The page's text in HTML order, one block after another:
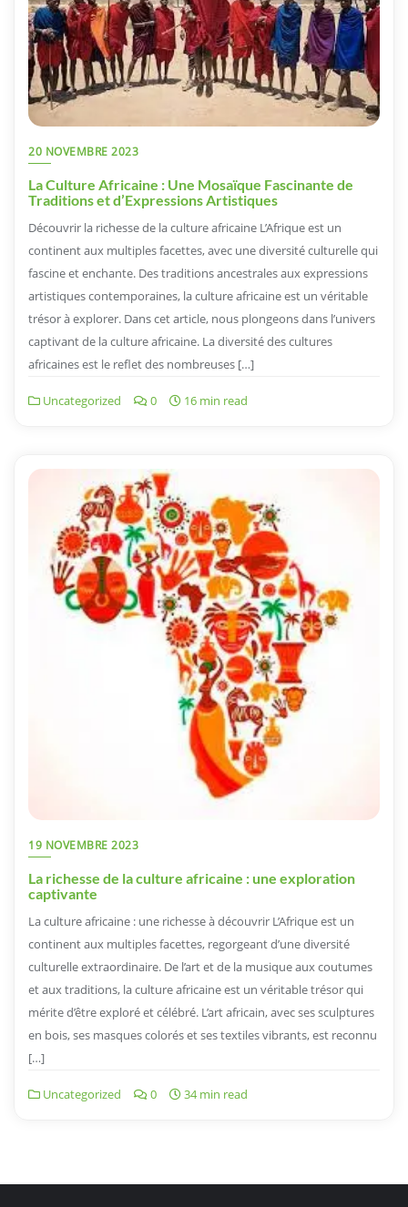
20 NOVEMBRE 2023
La Culture Africaine : Une Mosaïque Fascinante de
Traditions et d’Expressions Artistiques
Découvrir la richesse de la culture africaine L’Afrique est un
continent aux multiples facettes, avec une diversité culturelle qui
fascine et enchante. Des traditions ancestrales aux expressions
artistiques contemporaines, la culture africaine est un véritable
trésor à explorer. Dans cet article, nous plongeons dans l’univers
captivant de la culture africaine. La diversité des cultures
africaines est le reflet des nombreuses […]
Uncategorized 0 16 min read
19 NOVEMBRE 2023
La richesse de la culture africaine : une exploration
captivante
La culture africaine : une richesse à découvrir L’Afrique est un
continent aux multiples facettes, regorgeant d’une diversité
culturelle extraordinaire. De l’art et de la musique aux coutumes
et aux traditions, la culture africaine est un véritable trésor qui
mérite d’être exploré et célébré. L’art africain, avec ses sculptures
en bois, ses masques colorés et ses textiles vibrants, est reconnu
[…]
Uncategorized 0 34 min read